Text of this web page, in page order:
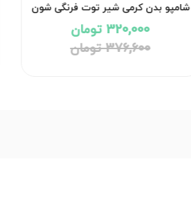
شامپو بدن کرمی شیر توت فرنگی شون
320,000 تومان
376,600 تومان